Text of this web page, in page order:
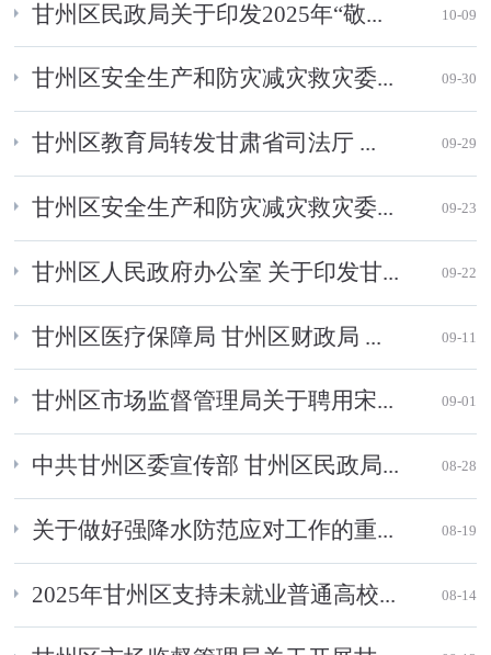
甘州区民政局关于印发2025年“敬... 10-09
甘州区安全生产和防灾减灾救灾委... 09-30
甘州区教育局转发甘肃省司法厅 ... 09-29
甘州区安全生产和防灾减灾救灾委... 09-23
甘州区人民政府办公室 关于印发甘... 09-22
甘州区医疗保障局 甘州区财政局 ... 09-11
甘州区市场监督管理局关于聘用宋... 09-01
中共甘州区委宣传部 甘州区民政局... 08-28
关于做好强降水防范应对工作的重... 08-19
2025年甘州区支持未就业普通高校... 08-14